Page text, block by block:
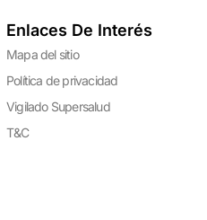
Enlaces De Interés
Mapa del sitio
Política de privacidad
Vigilado Supersalud
T&C